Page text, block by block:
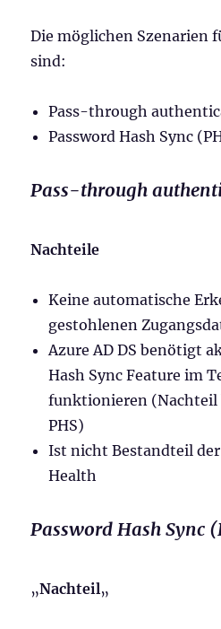
Die möglichen Szenarien
sind:
Pass-through
Password Hash Sync
Pass-through
Nachteile
Keine automatische
gestohlenen
Azure AD DS benötigt
Hash Sync Feature im
funktionieren (Nachteil
PHS)
Ist nicht Bestandteil der
Health
Password Hash Sync
„Nachteil„